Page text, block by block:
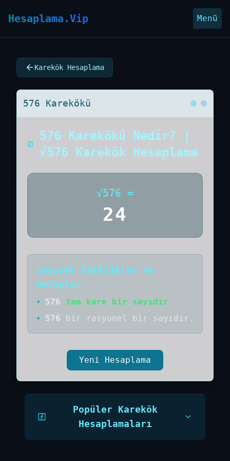
Hesaplama.Vip Menü
Karekök Hesaplama
576 Karekökü
576 Karekökü Nedir? |
√576 Karekök Hesaplama
√576 =
24
Sayısal Özellikler ve
Detaylar
• 576 tam kare bir sayıdır .
•
576 bir rasyonel bir sayıdır .
Yeni Hesaplama
Popüler Karekök
Hesaplamaları